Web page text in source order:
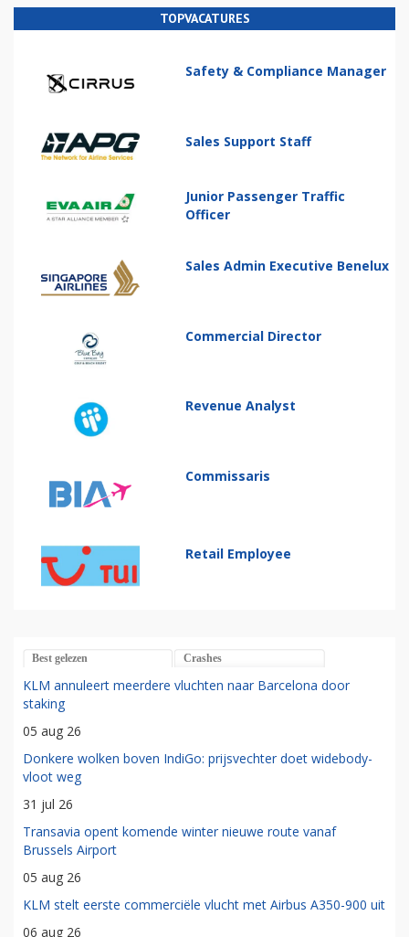
TOPVACATURES
Safety & Compliance Manager
Sales Support Staff
Junior Passenger Traffic
Officer
Sales Admin Executive Benelux
Commercial Director
Revenue Analyst
Commissaris
Retail Employee
Best gelezen Crashes
KLM annuleert meerdere vluchten naar Barcelona door
staking
05 aug 26
Donkere wolken boven IndiGo: prijsvechter doet widebody-
vloot weg
31 jul 26
Transavia opent komende winter nieuwe route vanaf
Brussels Airport
05 aug 26
KLM stelt eerste commerciële vlucht met Airbus A350-900 uit
06 aug 26